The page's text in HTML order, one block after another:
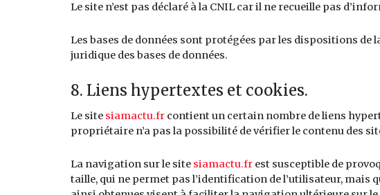
Le site n’est pas déclaré à la CNIL car il ne recueille pas
Les bases de données sont protégées par les dispositions
juridique des bases de données.
8. Liens hypertextes et cookies.
Le site siamactu.fr contient un certain nombre de liens
propriétaire n’a pas la possibilité de vérifier le contenu des
La navigation sur le site siamactu.fr est susceptible de
taille, qui ne permet pas l’identification de l’utilisateur,